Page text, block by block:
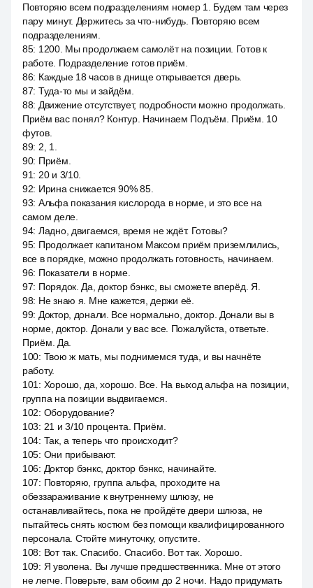
Повторяю всем подразделениям номер 1. Будем там через
пару минут. Держитесь за что-нибудь. Повторяю всем
подразделениям.
85: 1200. Мы продолжаем самолёт на позиции. Готов к
работе. Подразделение готов приём.
86: Каждые 18 часов в днище открывается дверь.
87: Туда-то мы и зайдём.
88: Движение отсутствует, подробности можно продолжать.
Приём вас понял? Контур. Начинаем Подъём. Приём. 10
футов.
89: 2, 1.
90: Приём.
91: 20 и 3/10.
92: Ирина снижается 90% 85.
93: Альфа показания кислорода в норме, и это все на
самом деле.
94: Ладно, двигаемся, время не ждёт. Готовы?
95: Продолжает капитаном Максом приём приземлились,
все в порядке, можно продолжать готовность, начинаем.
96: Показатели в норме.
97: Порядок. Да, доктор бэнкс, вы сможете вперёд. Я.
98: Не знаю я. Мне кажется, держи её.
99: Доктор, донали. Все нормально, доктор. Донали вы в
норме, доктор. Донали у вас все. Пожалуйста, ответьте.
Приём. Да.
100: Твою ж мать, мы поднимемся туда, и вы начнёте
работу.
101 : Хорошо, да, хорошо. Все. На выход альфа на позиции,
группа на позиции выдвигаемся.
102: Оборудование?
103: 21 и 3/10 процента. Приём.
104: Так, а теперь что происходит?
105: Они прибывают.
106: Доктор бэнкс, доктор бэнкс, начинайте.
107: Повторяю, группа альфа, проходите на
обеззараживание к внутреннему шлюзу, не
останавливайтесь, пока не пройдёте двери шлюза, не
пытайтесь снять костюм без помощи квалифицированного
персонала. Стойте минуточку, опустите.
108: Вот так. Спасибо. Спасибо. Вот так. Хорошо.
109: Я уволена. Вы лучше предшественника. Мне от этого
не легче. Поверьте, вам обоим до 2 ночи. Надо придумать